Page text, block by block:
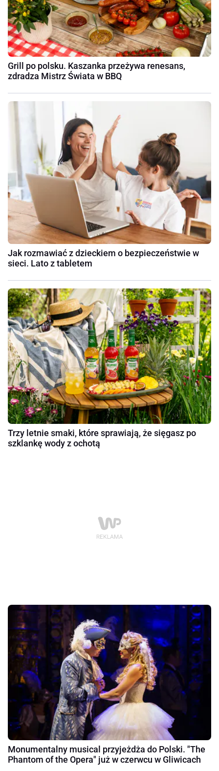
Grill po polsku. Kaszanka przeżywa renesans,
zdradza Mistrz Świata w BBQ
Jak rozmawiać z dzieckiem o bezpieczeństwie w
sieci. Lato z tabletem
Trzy letnie smaki, które sprawiają, że sięgasz po
szklankę wody z ochotą
Monumentalny musical przyjeżdża do Polski. "The
Phantom of the Opera" już w czerwcu w Gliwicach